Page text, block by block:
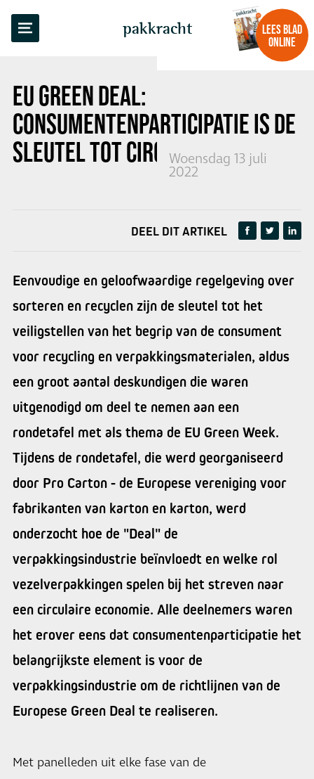
pakkracht
LEES BLAD
ONLINE
EU GREEN DEAL:
CONSUMENTENPARTICIPATIE IS DE
SLEUTEL TOT CIRCULARITEIT
Woensdag 13 juli
2022
TERUG NAAR OVERZICHT
DEEL DIT ARTIKEL
Eenvoudige en geloofwaardige regelgeving over
sorteren en recyclen zijn de sleutel tot het
veiligstellen van het begrip van de consument
voor recycling en verpakkingsmaterialen, aldus
een groot aantal deskundigen die waren
uitgenodigd om deel te nemen aan een
rondetafel met als thema de EU Green Week.
Tijdens de rondetafel, die werd georganiseerd
door Pro Carton - de Europese vereniging voor
fabrikanten van karton en karton, werd
onderzocht hoe de "Deal" de
verpakkingsindustrie beïnvloedt en welke rol
vezelverpakkingen spelen bij het streven naar
een circulaire economie. Alle deelnemers waren
het erover eens dat consumentenparticipatie het
belangrijkste element is voor de
verpakkingsindustrie om de richtlijnen van de
Europese Green Deal te realiseren.
Met panelleden uit elke fase van de